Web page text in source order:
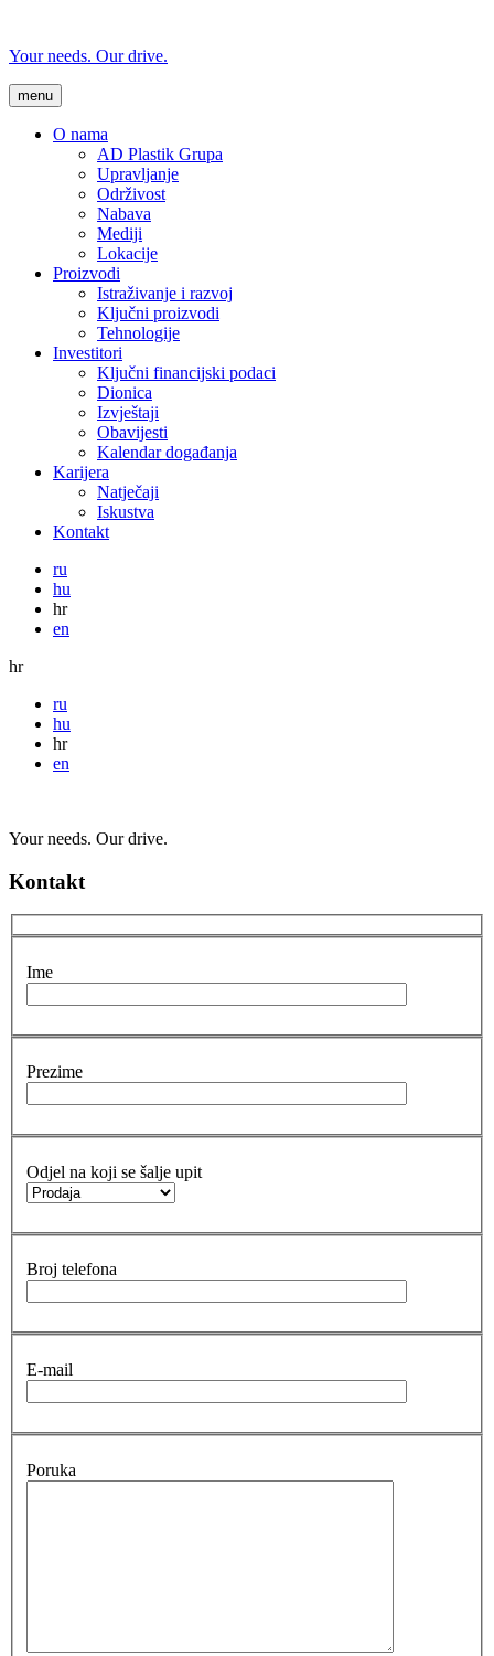
Your needs. Our drive.
menu
O nama
AD Plastik Grupa
Upravljanje
Održivost
Nabava
Mediji
Lokacije
Proizvodi
Istraživanje i razvoj
Ključni proizvodi
Tehnologije
Investitori
Ključni financijski podaci
Dionica
Izvještaji
Obavijesti
Kalendar događanja
Karijera
Natječaji
Iskustva
Kontakt
ru
hu
hr
en
hr
ru
hu
hr
en
Your needs. Our drive.
Kontakt
Ime
Prezime
Odjel na koji se šalje upit
Broj telefona
E-mail
Poruka